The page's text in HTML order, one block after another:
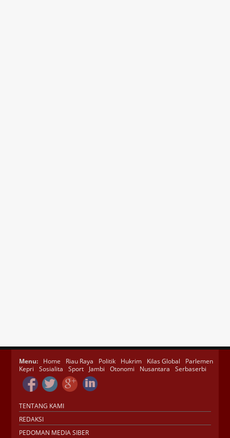
Menu: Home Riau Raya Politik Hukrim Kilas Global
Parlemen
Kepri
Sosialita Sport Jambi Otonomi Nusantara Serbaserbi
TENTANG KAMI
REDAKSI
PEDOMAN MEDIA SIBER